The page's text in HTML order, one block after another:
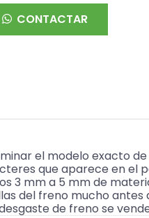
CONTACTAR
el modelo exacto
que aparece en el
3 mm a 5 mm de
del freno mucho
de freno se